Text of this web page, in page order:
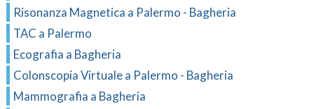
Risonanza Magnetica a Palermo - Bagheria
TAC a Palermo
Ecografia a Bagheria
Colonscopia Virtuale a Palermo - Bagheria
Mammografia a Bagheria